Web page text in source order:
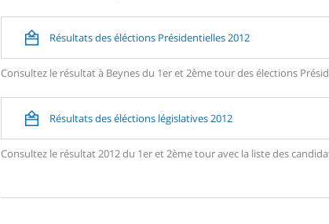
Résultats des éléctions Présidentielles 2012
Consultez le résultat à Beynes du 1er et 2ème tour des élections
Résultats des éléctions législatives 2012
Consultez le résultat 2012 du 1er et 2ème tour avec la liste des